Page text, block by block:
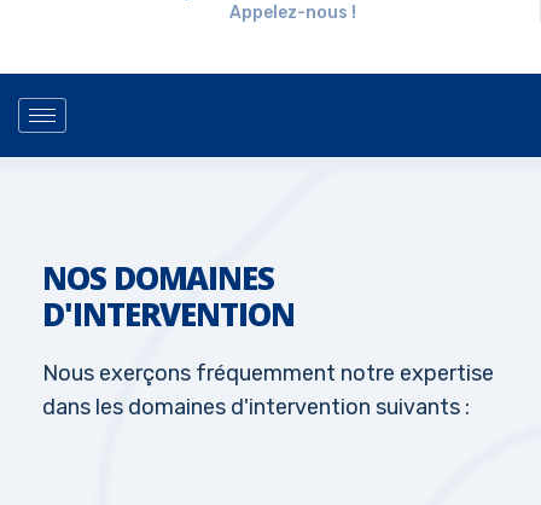
Appelez-nous !
NOS DOMAINES
D'INTERVENTION
Nous exerçons fréquemment notre expertise
dans les domaines d'intervention suivants :